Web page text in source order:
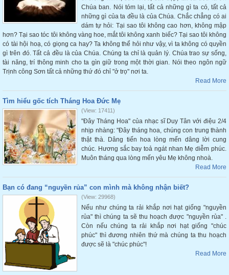
Chúa ban. Nói tóm lại, tất cả những gì ta có, tất cả
những gì của ta đều là của Chúa. Chắc chẳng có ai
dám tự hỏi: Tại sao tôi không cao hơn, không mập
hơn? Tại sao tóc tôi không vàng hoe, mắt tôi không xanh biếc? Tại sao tôi không
có tài hội hoạ, có giọng ca hay? Ta không thể hỏi như vậy, vì ta không có quyền
gì trên đó. Tất cả đều là của Chúa. Chúng ta chỉ là quản lý. Chúa trao sự sống,
tài năng, trí thông minh cho ta gìn giữ trong một thời gian. Nói theo ngôn ngữ
Trịnh công Sơn tất cả những thứ đó chỉ "ở trọ" nơi ta.
Read More
Tìm hiểu gốc tích Tháng Hoa Đức Mẹ
(View: 17411)
"Đây Tháng Hoa" của nhạc sĩ Duy Tân với điệu 2/4
nhịp nhàng: "Đây tháng hoa, chúng con trung thành
thật thà. Dâng tiến hoa lòng mến dâng lời cung
chúc. Hương sắc bay toả ngát nhan Mẹ diễm phúc.
Muôn tháng qua lòng mến yêu Mẹ không nhoà.
Read More
Bạn có đang “nguyền rủa” con mình mà không nhận biết?
(View: 29968)
Nếu như chúng ta rải khắp nơi hạt giống "nguyền
rủa" thì chúng ta sẽ thu hoạch được "nguyền rủa" .
Còn nếu chúng ta rải khắp nơi hạt giống "chúc
phúc" thì đương nhiên thứ mà chúng ta thu hoạch
được sẽ là "chúc phúc"!
Read More